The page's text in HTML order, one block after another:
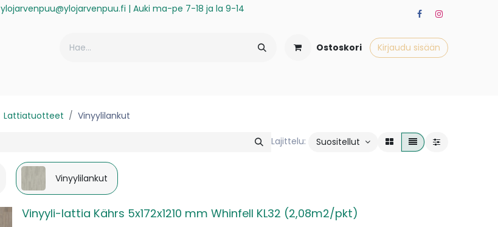
ylojarvenpuu@ylojarvenpuu.fi | Auki ma-pe 7-18 ja la 9-14
Ostoskori Kirjaudu sisään
Lattiatuotteet Vinyylilankut
Lajittelu: Suositellut
Vinyylilankut
Vinyyli-lattia Kährs 5x172x1210 mm Whinfell KL32 (2,08m2/pkt)